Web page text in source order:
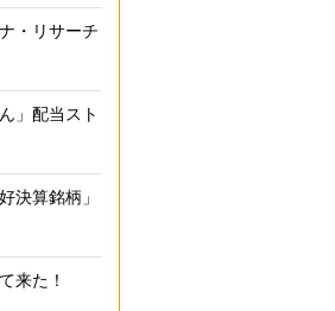
）とディップの冨田英揮・社長の対談動画
・リサーチ
」配当スト
決算銘柄」
来た！